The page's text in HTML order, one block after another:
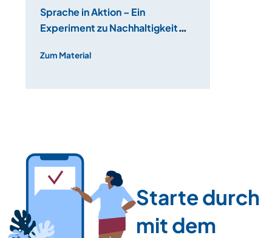
Sprache in Aktion – Ein
Experiment zu Nachhaltigkeit
Zum Material
Starte durch
mit dem